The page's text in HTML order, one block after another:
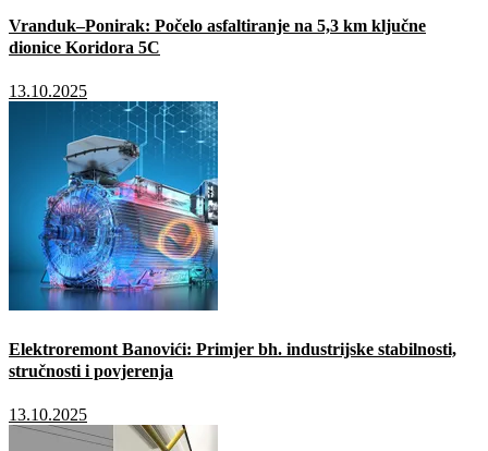
Vranduk–Ponirak: Počelo asfaltiranje na 5,3 km ključne
dionice Koridora 5C
13.10.2025
Elektroremont Banovići: Primjer bh. industrijske stabilnosti,
stručnosti i povjerenja
13.10.2025